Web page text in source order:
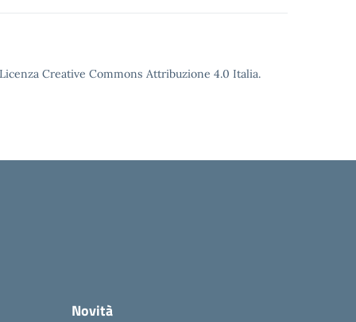
Creative Commons Attribuzione 4.0 Italia.
Novità